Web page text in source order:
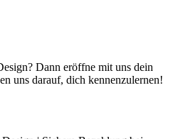
Dann eröffne mit uns dein
uns darauf, dich kennenzulernen!